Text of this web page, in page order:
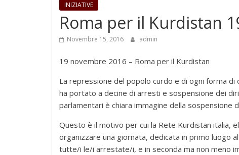
INIZIATIVE
Roma per il Kurdistan
Novembre 15, 2016 admin
19 novembre 2016 – Roma per il Kurdistan
La repressione del popolo curdo e di ogni forma
ha portato a decine di arresti e sospensione dei
parlamentari è chiara immagine della sospensione
Questo è il motivo per cui la Rete Kurdistan italia,
organizzare una giornata, dedicata in primo luogo
tutte/i le/i arrestate/i, e in seconda ma non meno